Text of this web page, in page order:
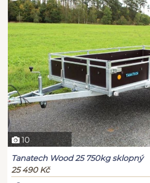
10
Tanatech Wood 25 750kg sklopný
25 490 Kč